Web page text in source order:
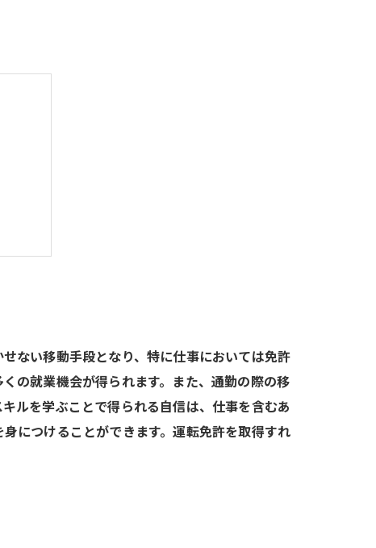
る
ない移動手段となり、特に仕事においては免許
の就業機会が得られます。また、通勤の際の移
ルを学ぶことで得られる自信は、仕事を含むあ
につけることができます。運転免許を取得すれ